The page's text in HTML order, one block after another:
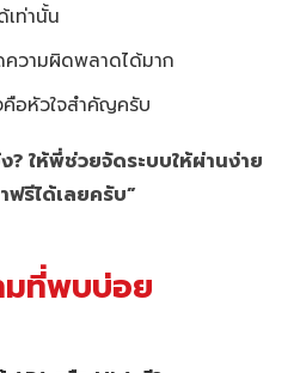
ท่านั้น
วามผิดพลาดได้มาก
อหัวใจสำคัญครับ
ให้พี่ช่วยจัดระบบให้ผ่านง่าย
รีได้เลยครับ”
มที่พบบ่อย